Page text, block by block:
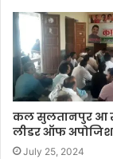
कल सुलतानपुर आ
लीडर ऑफ
July 25, 2024